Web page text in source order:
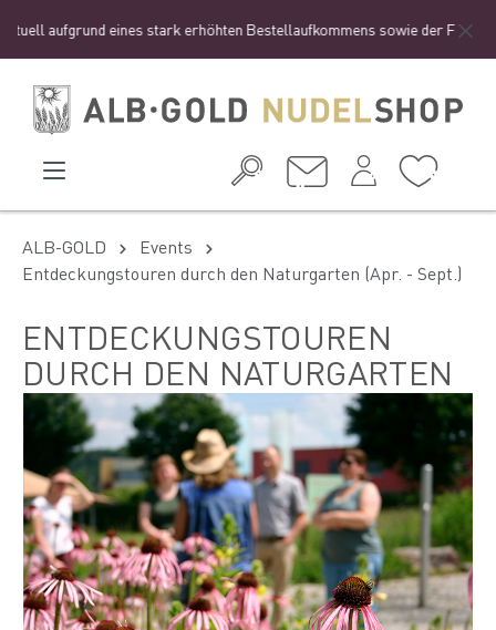
aufgrund eines stark erhöhten Bestellaufkommens sowie der Ferienzeit
ALB-GOLD
Events
Entdeckungstouren durch den Naturgarten (Apr. - Sept.)
ENTDECKUNGSTOUREN
DURCH DEN NATURGARTEN